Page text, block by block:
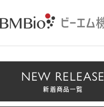
NEW RELEASE
新着商品一覧